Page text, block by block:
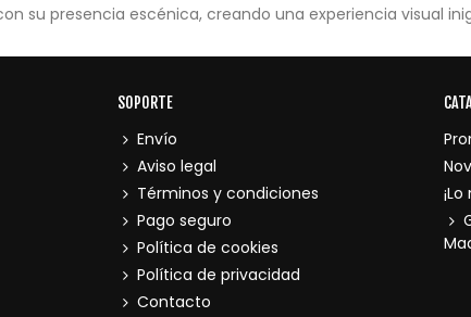
su presencia escénica, creando una experiencia visual
SOPORTE
Envío
Aviso legal
Términos y condiciones
Pago seguro
Política de cookies
Política de privacidad
Contacto